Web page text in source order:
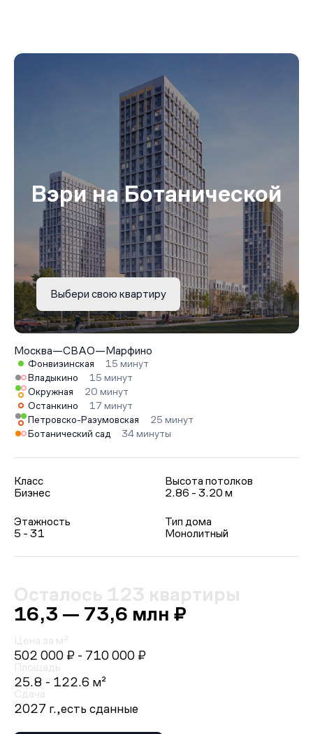
Вэри на Ботанической
Выбери свою квартиру
Москва—СВАО—Марфино
Фонвизинская
15 минут
Владыкино
15 минут
Окружная
20 минут
Останкино
17 минут
Петровско-Разумовская
25 минут
Ботанический сад
34 минуты
Класс
Бизнес
Высота потолков
2.86 - 3.20 м
Этажность
5 - 31
Тип дома
Монолитный
Осталось 123 квартиры
16,3 — 73,6 млн ₽
Цена за м²
502 000 ₽ - 710 000 ₽
Площадь
25.8 - 122.6 м²
Сдача
2027 г.,есть сданные